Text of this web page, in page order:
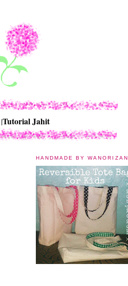
|Tutorial Jahit
HANDMADE BY WANORIZAN